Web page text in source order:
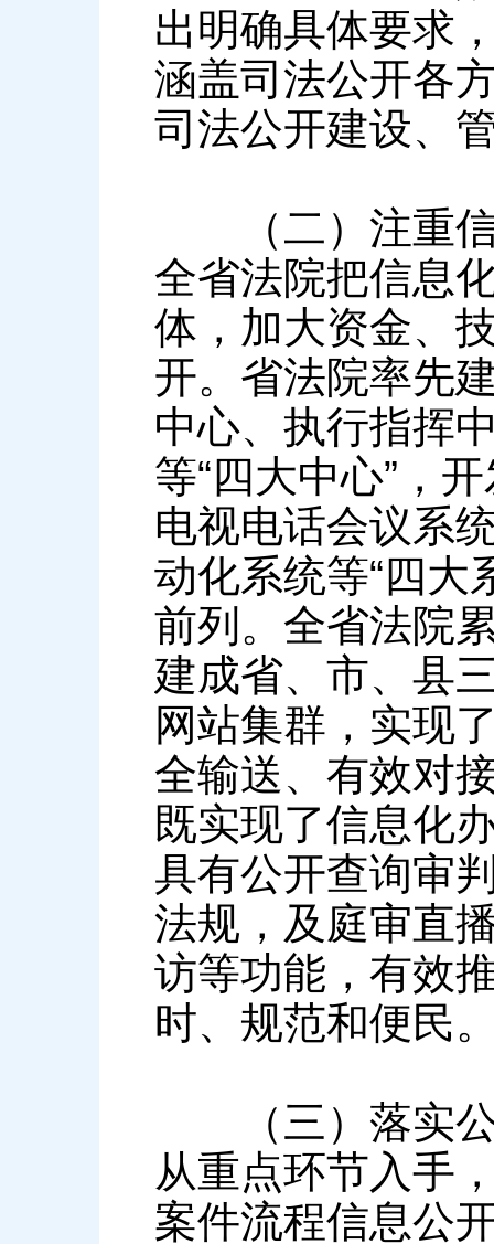
出明确具体要求
涵盖司法公开各
司法公开建设、
（二）注重信
全省法院把信息
体，加大资金、
开。省法院率先
中心、执行指挥
等“四大中心”，
电视电话会议系
动化系统等“四大
前列。全省法院
建成省、市、县
网站集群，实现
全输送、有效对
既实现了信息化
具有公开查询审
法规，及庭审直
访等功能，有效
时、规范和便民
（三）落实公
从重点环节入手
案件流程信息公